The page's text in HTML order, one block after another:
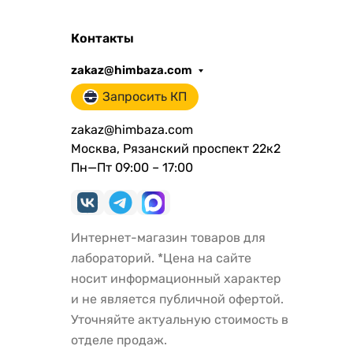
Контакты
zakaz@himbaza.com
Запросить КП
zakaz@himbaza.com
Москва, Рязанский проспект 22к2
Пн—Пт 09:00 – 17:00
Интернет-магазин товаров для
лабораторий. *Цена на сайте
носит информационный характер
и не является публичной офертой.
Уточняйте актуальную стоимость в
отделе продаж.